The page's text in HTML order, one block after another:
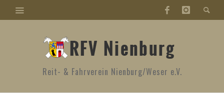
Reit- & Fahrverein Nienburg/Weser e.V.